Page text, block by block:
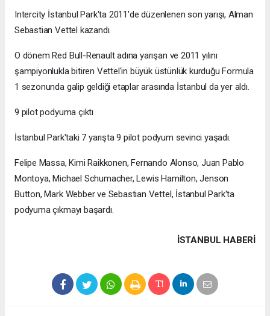
Intercity İstanbul Park'ta 2011'de düzenlenen son yarışı, Alman
Sebastian Vettel kazandı.
O dönem Red Bull-Renault adına yarışan ve 2011 yılını
şampiyonlukla bitiren Vettel'in büyük üstünlük kurduğu Formula
1 sezonunda galip geldiği etaplar arasında İstanbul da yer aldı.
9 pilot podyuma çıktı
İstanbul Park'taki 7 yarışta 9 pilot podyum sevinci yaşadı.
Felipe Massa, Kimi Raikkonen, Fernando Alonso, Juan Pablo
Montoya, Michael Schumacher, Lewis Hamilton, Jenson
Button, Mark Webber ve Sebastian Vettel, İstanbul Park'ta
podyuma çıkmayı başardı.
İSTANBUL HABERİ